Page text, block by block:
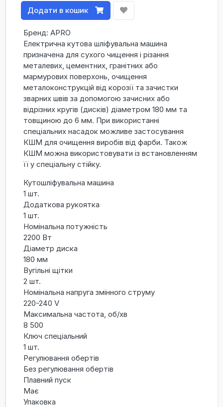
Додати в кошик
Бренд: APRO
Електрична кутова шліфувальна машина
призначена для сухого чищення і різання
металевих, цементних, гранітних або
мармурових поверхонь, очищення
металоконструкцій від корозії та зачистки
зварних швів за допомогою зачисних або
відрізних кругів (дисків) діаметром 180 мм та
товщиною до 6 мм. При використанні
спеціальних насадок можливе застосування
КШМ для очищення виробів від фарби. Також
КШМ можна використовувати із встановленням
її у спеціальну стійку.
Кутошліфувальна машина
1 шт.
Додаткова рукоятка
1 шт.
Номінальна потужність
2200 Вт
Діаметр диска
180 мм
Вугільні щітки
2 шт.
Номінальна напруга змінного струму
220-240 V
Максимальна частота, об/хв
8 500
Ключ спеціальний
1 шт.
Регулювання обертів
Без регулювання обертів
Плавний пуск
Має
Упаковка